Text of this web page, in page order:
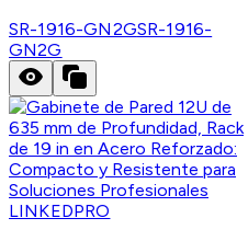
SR-1916-GN2GSR-1916-
GN2G
LINKEDPRO